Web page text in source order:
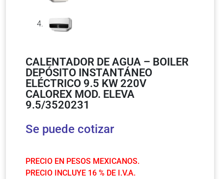
CALENTADOR DE AGUA – BOILER
DEPÓSITO INSTANTÁNEO
ELÉCTRICO 9.5 KW 220V
CALOREX MOD. ELEVA
9.5/3520231
Se puede cotizar
PRECIO EN PESOS MEXICANOS.
PRECIO INCLUYE 16 % DE I.V.A.